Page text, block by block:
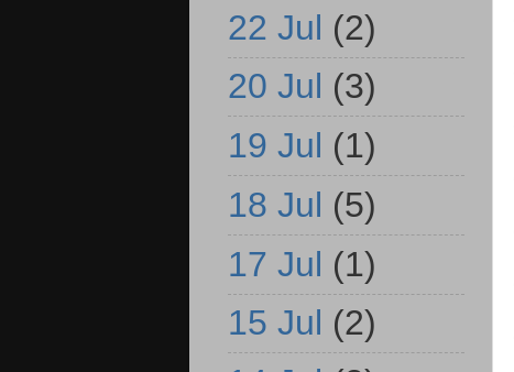
22 Jul (2)
20 Jul (3)
19 Jul (1)
18 Jul (5)
17 Jul (1)
15 Jul (2)